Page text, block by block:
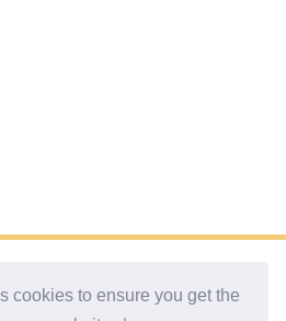
cookies to ensure you get the